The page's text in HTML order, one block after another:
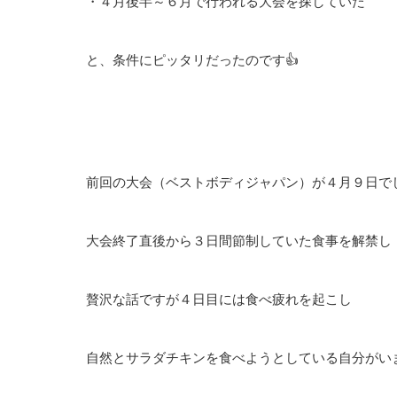
と、条件にピッタリだったのです👍
前回の大会（ベストボディジャパン）が４月９日で
大会終了直後から３日間節制していた食事を解禁し
贅沢な話ですが４日目には食べ疲れを起こし
自然とサラダチキンを食べようとしている自分がい